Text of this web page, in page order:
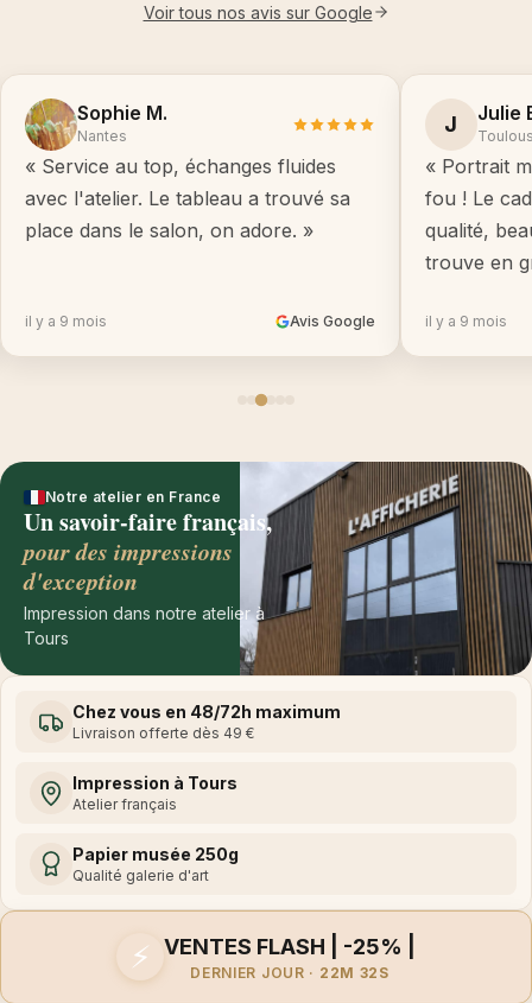
Voir tous nos avis sur Google
Sophie M.
Nantes
« Service au top, échanges fluides
avec l'atelier. Le tableau a trouvé sa
place dans le salon, on adore. »
il y a 9 mois Avis Google
J Julie
« Portrait
fou ! Le
qualité,
trouve en
il y a 9 mois
Notre atelier en France
Un savoir-faire français,
pour des impressions
d'exception
Impression dans notre atelier à
Tours
Chez vous en 48/72h maximum
Livraison offerte dès 49 €
Impression à Tours
Atelier français
Papier musée 250g
Qualité galerie d'art
⚡ VENTES FLASH | -25% |
DERNIER JOUR · 22M 32S